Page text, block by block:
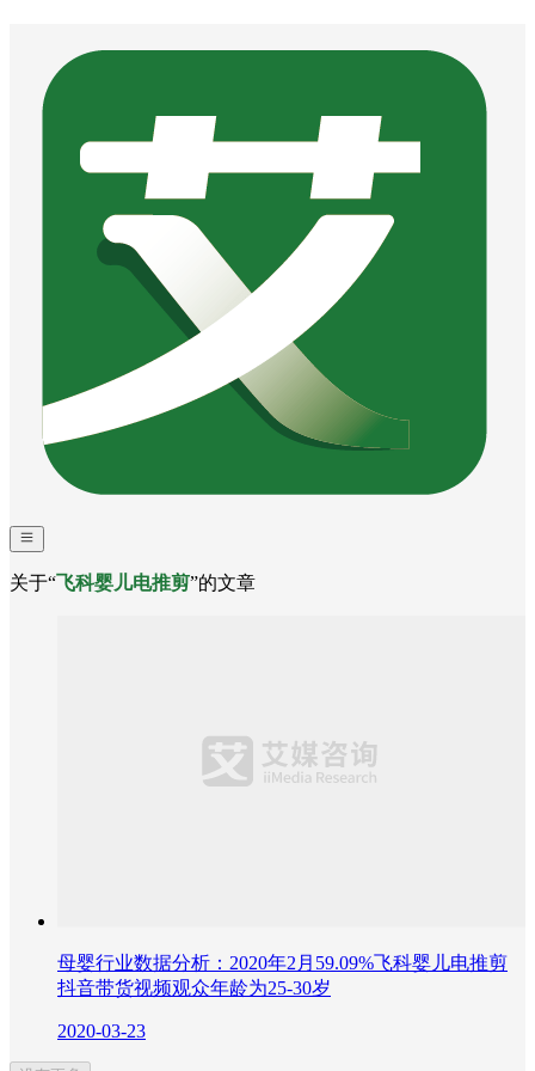
关于“飞科婴儿电推剪”的文章
母婴行业数据分析：2020年2月59.09%飞科婴儿电推剪
抖音带货视频观众年龄为25-30岁
2020-03-23